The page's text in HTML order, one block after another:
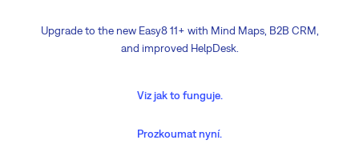
Upgrade to the new Easy8 11+ with Mind Maps, B2B CRM,
and improved HelpDesk.
Viz jak to funguje.
Prozkoumat nyní.